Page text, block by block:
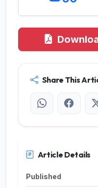
Share This
Article Details
Published